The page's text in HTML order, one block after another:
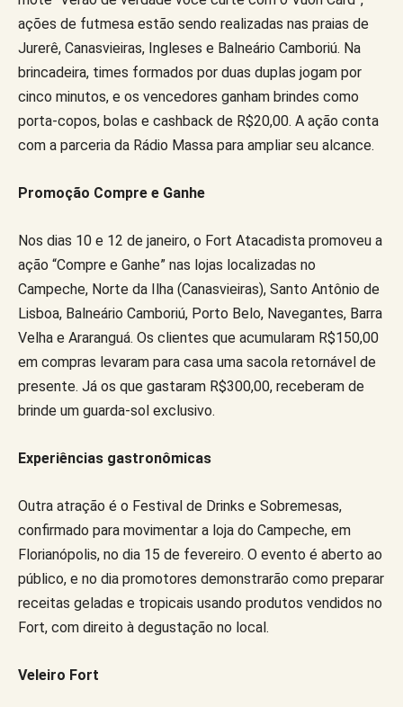
ações de futmesa estão sendo realizadas nas praias de
Jurerê, Canasvieiras, Ingleses e Balneário Camboriú. Na
brincadeira, times formados por duas duplas jogam por
cinco minutos, e os vencedores ganham brindes como
porta-copos, bolas e cashback de R$20,00. A ação conta
com a parceria da Rádio Massa para ampliar seu alcance.
Promoção Compre e Ganhe
Nos dias 10 e 12 de janeiro, o Fort Atacadista promoveu a
ação “Compre e Ganhe” nas lojas localizadas no
Campeche, Norte da Ilha (Canasvieiras), Santo Antônio de
Lisboa, Balneário Camboriú, Porto Belo, Navegantes, Barra
Velha e Araranguá. Os clientes que acumularam R$150,00
em compras levaram para casa uma sacola retornável de
presente. Já os que gastaram R$300,00, receberam de
brinde um guarda-sol exclusivo.
Experiências gastronômicas
Outra atração é o Festival de Drinks e Sobremesas,
confirmado para movimentar a loja do Campeche, em
Florianópolis, no dia 15 de fevereiro. O evento é aberto ao
público, e no dia promotores demonstrarão como preparar
receitas geladas e tropicais usando produtos vendidos no
Fort, com direito à degustação no local.
Veleiro Fort